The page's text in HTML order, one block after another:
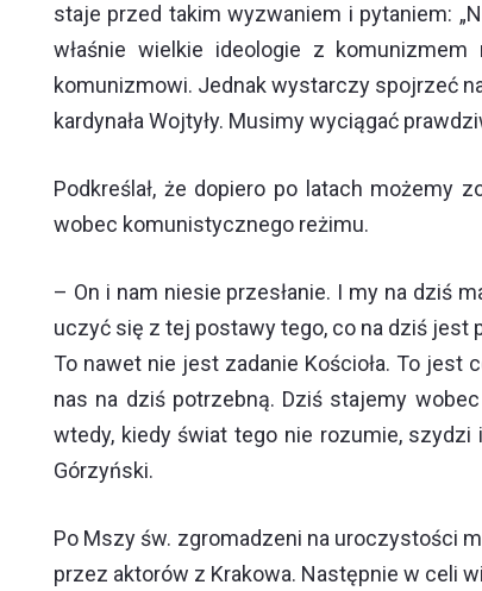
staje przed takim wyzwaniem i pytaniem:
właśnie wielkie ideologie z
komunizmowi. Jednak wystarczy spojrzeć
kardynała Wojtyły. Musimy wyciągać
Podkreślał, że dopiero po latach możemy
wobec komunistycznego reżimu.
– On i nam niesie przesłanie. I my na dziś
uczyć się z tej postawy tego, co na dziś jest
To nawet nie jest zadanie Kościoła. To jest
nas na dziś potrzebną. Dziś stajemy
wtedy, kiedy świat tego nie rozumie,
Górzyński.
Po Mszy św. zgromadzeni na uroczystości
przez aktorów z Krakowa. Następnie w celi